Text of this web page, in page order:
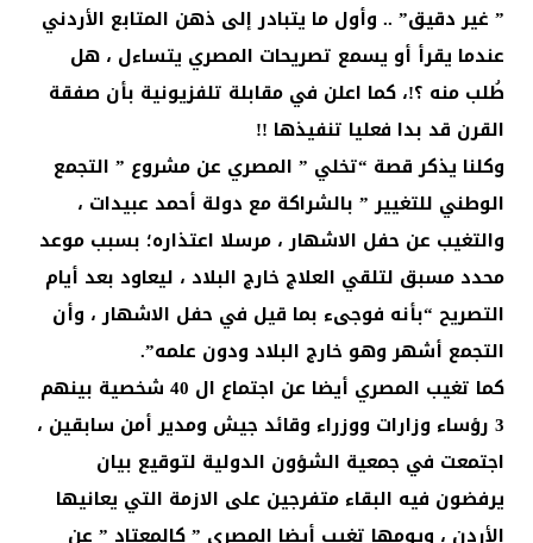
” غير دقيق” .. وأول ما يتبادر إلى ذهن المتابع الأردني
عندما يقرأ أو يسمع تصريحات المصري يتساءل ، هل
طُلب منه ؟!، كما اعلن في مقابلة تلفزيونية بأن صفقة
القرن قد بدا فعليا تنفيذها !!
وكلنا يذكر قصة “تخلي ” المصري عن مشروع ” التجمع
الوطني للتغيير ” بالشراكة مع دولة أحمد عبيدات ،
والتغيب عن حفل الاشهار ، مرسلا اعتذاره؛ بسبب موعد
محدد مسبق لتلقي العلاج خارج البلاد ، ليعاود بعد أيام
التصريح “بأنه فوجىء بما قيل في حفل الاشهار ، وأن
التجمع أشهر وهو خارج البلاد ودون علمه”.
كما تغيب المصري أيضا عن اجتماع ال 40 شخصية بينهم
3 رؤساء وزارات ووزراء وقائد جيش ومدير أمن سابقين ،
اجتمعت في جمعية الشؤون الدولية لتوقيع بيان
يرفضون فيه البقاء متفرجين على الازمة التي يعانيها
الأردن ، ويومها تغيب أيضا المصري ” كالمعتاد ” عن